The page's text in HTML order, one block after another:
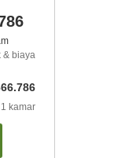
& biaya
1 kamar